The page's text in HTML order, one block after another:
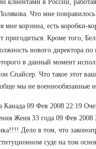
клиентами в России,
Что мне
мне корзина, есть коробки-
пригодиться. Кроме того,
нового директора
в данный момент
Спайсер. Что такое этот
мы не военнообязанные и
Канада 09 Фев 2008 22:19
Женя 33 года 09 Фев
Дело в том, что
суде на том